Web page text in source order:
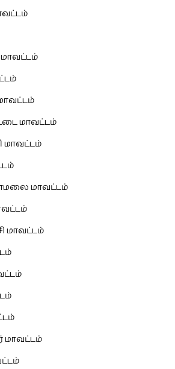
மாவட்டம்
மாவட்டம்
மாவட்டம்
மாவட்டம்
மாவட்டம்